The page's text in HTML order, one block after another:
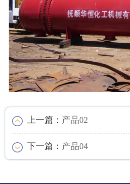
上一篇： 产品02
下一篇： 产品04